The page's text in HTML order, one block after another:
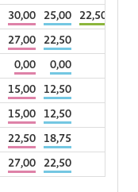
30,00 25,00 22,50
27,00
22,50
0,00
0,00
15,00
12,50
15,00
12,50
22,50
18,75
27,00 22,50